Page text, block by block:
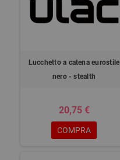
Lucchetto a catena eurostile
nero - stealth
20,75 €
COMPRA